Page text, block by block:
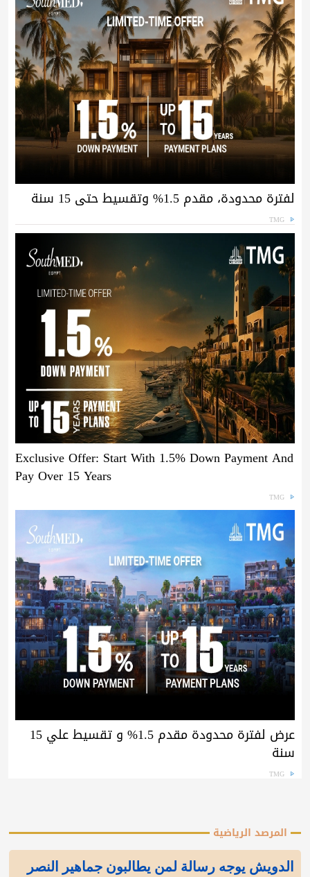
لفترة محدودة، مقدم 1.5% وتقسيط حتى 15 سنة
TMG
Exclusive Offer: Start With 1.5% Down Payment And
Pay Over 15 Years
TMG
عرض لفترة محدودة مقدم 1.5% و تقسيط علي 15
سنة
TMG
المرصد الرياضية
الدويش يوجه رسالة لمن يطالبون جماهير النصر